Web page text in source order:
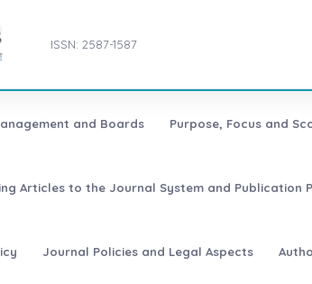
ISSN: 2587-1587
and Boards Purpose, Focus and
Articles to the Journal System and Publication
Journal Policies and Legal Aspects